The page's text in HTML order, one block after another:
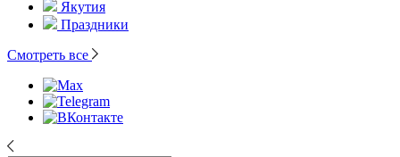
Якутия
Праздники
Смотреть все